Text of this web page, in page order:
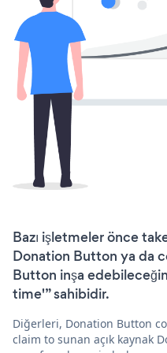
Bazı işletmeler önce
Donation Button ya da
Button inşa
time'” sahibidir.
Diğerleri, Donation Button
claim to sunan açık kaynak